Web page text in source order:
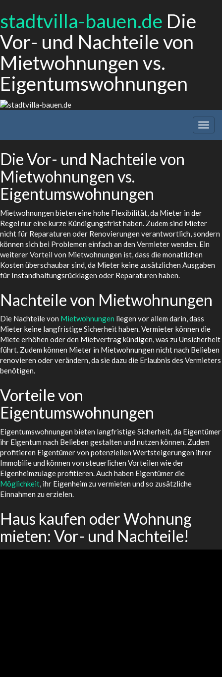
stadtvilla-bauen.de Die
Vor- und Nachteile von
Mietwohnungen vs.
Eigentumswohnungen
Die Vor- und Nachteile von
Mietwohnungen vs.
Eigentumswohnungen
Mietwohnungen bieten eine hohe Flexibilität, da Mieter in der
Regel nur eine kurze Kündigungsfrist haben. Zudem sind Mieter
nicht für Reparaturen oder Renovierungen verantwortlich, sondern
können sich bei Problemen einfach an den Vermieter wenden. Ein
weiterer Vorteil von Mietwohnungen ist, dass die monatlichen
Kosten überschaubar sind, da Mieter keine zusätzlichen Ausgaben
für Instandhaltungsrücklagen oder Reparaturen haben.
Nachteile von Mietwohnungen
Die Nachteile von Mietwohnungen liegen vor allem darin, dass
Mieter keine langfristige Sicherheit haben. Vermieter können die
Miete erhöhen oder den Mietvertrag kündigen, was zu Unsicherheit
führt. Zudem können Mieter in Mietwohnungen nicht nach Belieben
renovieren oder verändern, da sie dazu die Erlaubnis des Vermieters
benötigen.
Vorteile von
Eigentumswohnungen
Eigentumswohnungen bieten langfristige Sicherheit, da Eigentümer
ihr Eigentum nach Belieben gestalten und nutzen können. Zudem
profitieren Eigentümer von potenziellen Wertsteigerungen ihrer
Immobilie und können von steuerlichen Vorteilen wie der
Eigenheimzulage profitieren. Auch haben Eigentümer die
Möglichkeit, ihr Eigenheim zu vermieten und so zusätzliche
Einnahmen zu erzielen.
Haus kaufen oder Wohnung
mieten: Vor- und Nachteile!